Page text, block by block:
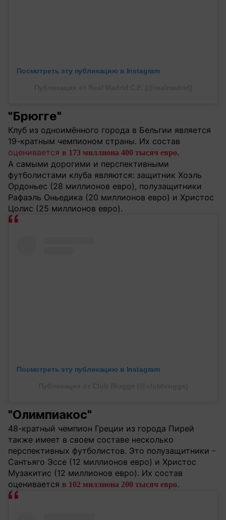
Посмотреть эту публикацию в Instagram
"Брюгге"
Клуб из одноимённого города в Бельгии является
19-кратным чемпионом страны. Их состав
оценивается в 173 миллиона 400 тысяч евро.
А самыми дорогими и перспективными
футболистами клуба являются: защитник Хоэль
Ордоньес (28 миллионов евро), полузащитники
Рафаэль Оньедика (20 миллионов евро) и Христос
Цолис (25 миллионов евро).
Посмотреть эту публикацию в Instagram
"Олимпиакос"
48-кратный чемпион Греции из города Пирей
также имеет в своем составе несколько
перспективных футболистов. Это полузащитники -
Сантьяго Эссе (12 миллионов евро) и Христос
Музакитис (12 миллионов евро). Их состав
оценивается в 102 миллиона 200 тысяч евро.